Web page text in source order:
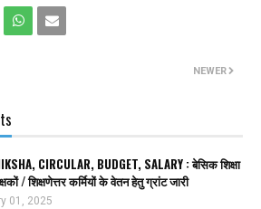
NEWER
CIRCULAR, BUDGET, SALARY : बेसिक शिक्षा
/ शिक्षणेत्तर कर्मियों के वेतन हेतु ग्रांट जारी
01, 2025